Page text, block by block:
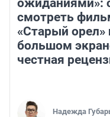
ожиданиями»:
смотреть
«Старый орел»
большом
честная
Надежда